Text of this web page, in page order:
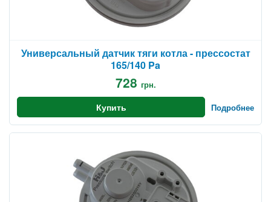
Универсальный датчик тяги котла - прессостат
165/140 Pa
728 грн.
Купить Подробнее